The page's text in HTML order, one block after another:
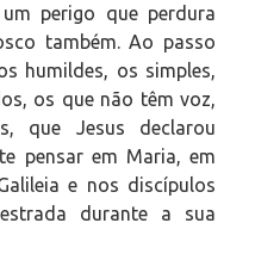
perigo que perdura
também. Ao passo
humildes, os simples,
os que não têm voz,
que Jesus declarou
pensar em Maria, em
e nos discípulos
durante a sua